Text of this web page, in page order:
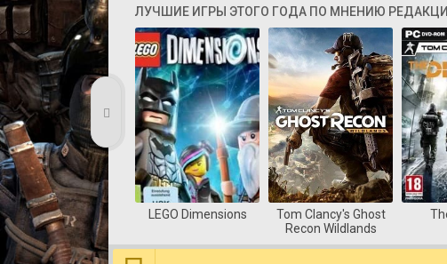
ЛУЧШИЕ ИГРЫ ЭТОГО ГОДА ПО МНЕНИЮ
LEGO Dimensions
Tom Clancy's Ghost
Recon Wildlands